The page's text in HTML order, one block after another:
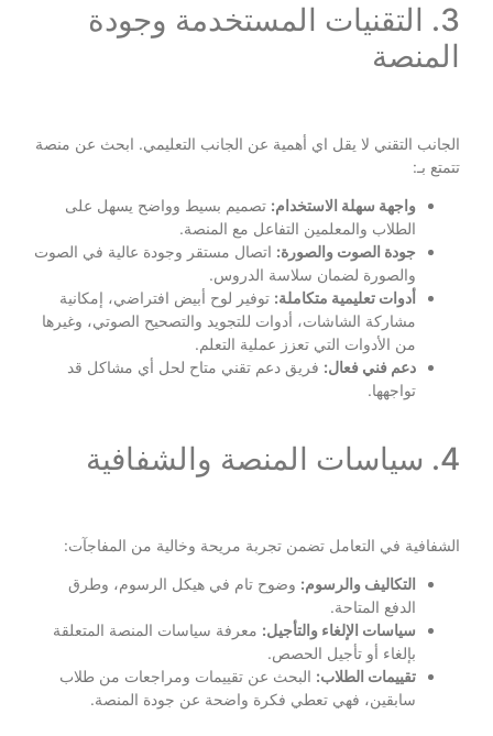
3. التقنيات المستخدمة وجودة
المنصة
الجانب التقني لا يقل اي أهمية عن الجانب التعليمي. ابحث عن منصة
تتمتع بـ:
واجهة سهلة الاستخدام: تصميم بسيط وواضح يسهل على
الطلاب والمعلمين التفاعل مع المنصة.
جودة الصوت والصورة: اتصال مستقر وجودة عالية في الصوت
والصورة لضمان سلاسة الدروس.
أدوات تعليمية متكاملة: توفير لوح أبيض افتراضي، إمكانية
مشاركة الشاشات، أدوات للتجويد والتصحيح الصوتي، وغيرها
من الأدوات التي تعزز عملية التعلم.
دعم فني فعال: فريق دعم تقني متاح لحل أي مشاكل قد
تواجهها.
4. سياسات المنصة والشفافية
الشفافية في التعامل تضمن تجربة مريحة وخالية من المفاجآت:
التكاليف والرسوم: وضوح تام في هيكل الرسوم، وطرق
الدفع المتاحة.
سياسات الإلغاء والتأجيل: معرفة سياسات المنصة المتعلقة
بإلغاء أو تأجيل الحصص.
تقييمات الطلاب: البحث عن تقييمات ومراجعات من طلاب
سابقين، فهي تعطي فكرة واضحة عن جودة المنصة.